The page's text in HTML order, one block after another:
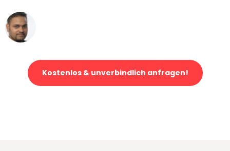
Kostenlos & unverbindlich anfragen!